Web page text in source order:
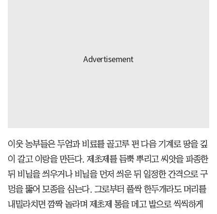
이웃 농부들은 두엄과 비료를 골고루 편 다음 기계로 땅을 깊
이 갈고 이랑을 만든다. 제초제를 듬뿍 뿌리고 씨앗을 파종한
뒤 비닐을 씌우거나 비닐을 먼저 씌운 뒤 일정한 간격으로 구
멍을 뚫어 모종을 심는다. 그로부터 풀싹 한두개라도 머리를
내밀라치면 깜짝 놀라며 제초제 통을 메고 밭으로 씩씩하게